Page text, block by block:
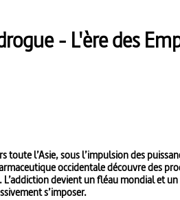
- L'ère des
toute l’Asie, sous l’impulsion des
occidentale découvre des
devient un fléau mondial et
s’imposer.